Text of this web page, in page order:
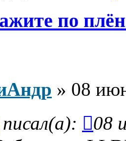
по
» 08
писал(а):
08